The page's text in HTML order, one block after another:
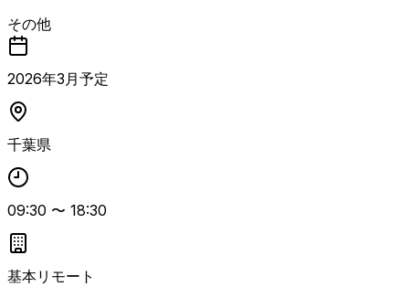
援する案件です。 2017年に外部コンサル支援で制定された
ポイント管理規程をベースに、事業拡大や領域拡張を踏まえ
た見直しを行うとともに、未整備となっているデータサービ
ス／メディアサービス領域の管理規程を新規に策定します。
まずは上位規程の整備から着手し、その後必要に応じてガイ
主な業務は、既存ポイントサービス関連規程の改定支援、ポ
イント事業以外の管理規程整備、データサービスおよびメデ
ィアサービスの管理規程新規制定、広告ガイドラインや関連
業法を踏まえた規程内容の具体化、現場担当者へのヒアリン
グを通じた実務に即した規程作成、ならびに下位文書（ガイ
ドライン等）の作成支援となります。 管理規程の制定・改
定経験があり、管理・マネジメントシステム全般（体制、P
その他
2026年3月予定
千葉県
09:30 〜 18:30
基本リモート